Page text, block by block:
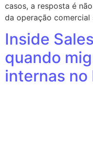
casos, a resposta é
da operação
Inside
quando
internas no